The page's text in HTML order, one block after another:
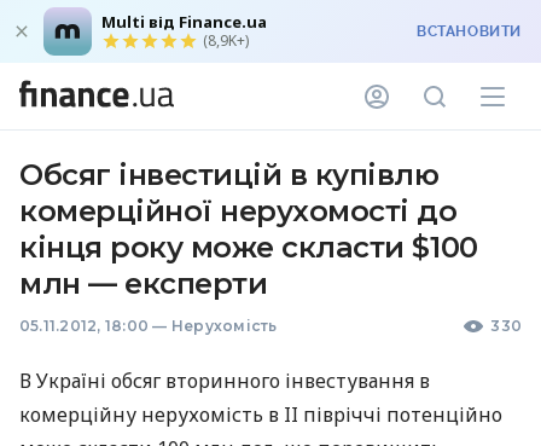
Multi від Finance.ua
(8,9K+) ВСТАНОВИТИ
Обсяг інвестицій в купівлю
комерційної нерухомості до
кінця року може скласти $100
млн — експерти
05.11.2012, 18:00 — Нерухомість 330
В Україні обсяг вторинного інвестування в
комерційну нерухомість в II півріччі потенційно